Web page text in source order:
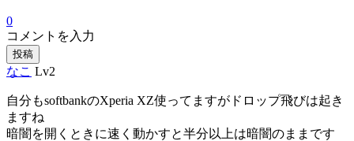
0
コメントを入力
投稿
なこ Lv2
自分もsoftbankのXperia XZ使ってますがドロップ飛びは起き
ますね
暗闇を開くときに速く動かすと半分以上は暗闇のままです